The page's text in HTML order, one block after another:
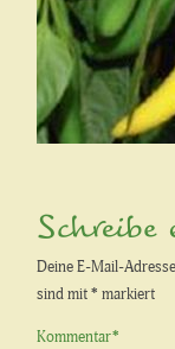
Deine E-Mail-
sind mit* markiert
Kommentar*